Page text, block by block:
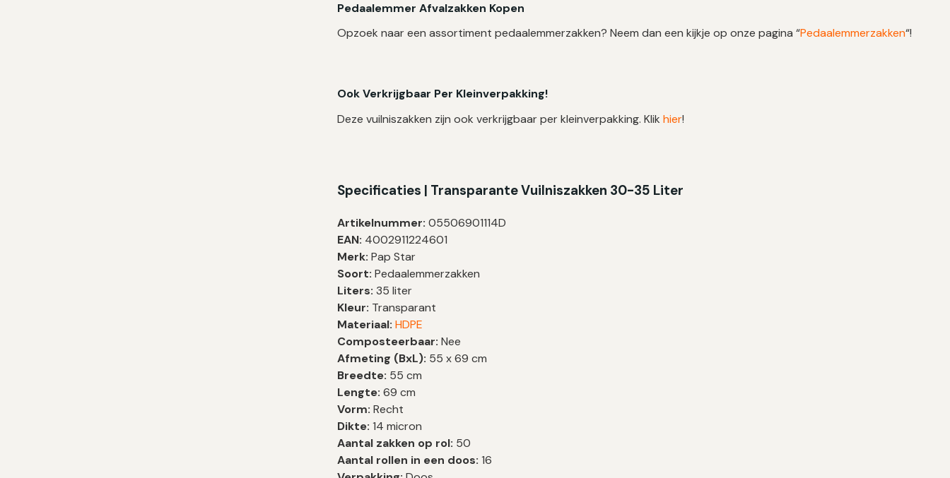
Pedaalemmer Afvalzakken Kopen
Opzoek naar een assortiment pedaalemmerzakken? Neem dan een kijkje op onze pagina “Pedaalemmerzakken“!
Ook Verkrijgbaar Per Kleinverpakking!
Deze vuilniszakken zijn ook verkrijgbaar per kleinverpakking. Klikhier!
Specificaties | Transparante Vuilniszakken 30-35 Liter
Artikelnummer: 05506901114D
EAN: 4002911224601
Merk: Pap Star
Soort: Pedaalemmerzakken
Liters: 35 liter
Kleur: Transparant
Materiaal: HDPE
Composteerbaar:Nee
Afmeting (BxL): 55 x 69 cm
Breedte: 55 cm
Lengte: 69 cm
Vorm: Recht
Dikte: 14 micron
Aantal zakken op rol: 50
Aantal rollen in een doos:16